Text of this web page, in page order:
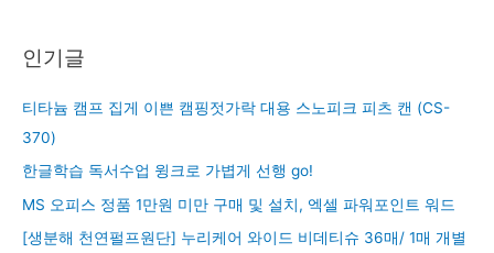
인기글
티타늄 캠프 집게 이쁜 캠핑젓가락 대용 스노피크 피츠 캔 (CS-
370)
한글학습 독서수업 윙크로 가볍게 선행 go!
MS 오피스 정품 1만원 미만 구매 및 설치, 엑셀 파워포인트 워드
[생분해 천연펄프원단] 누리케어 와이드 비데티슈 36매/ 1매 개별